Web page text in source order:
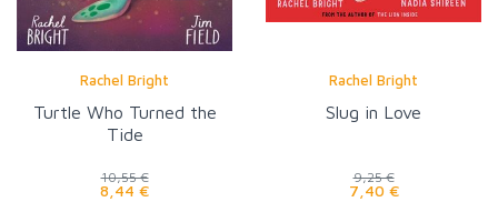
Rachel Bright
Turtle Who Turned the
Tide
10,55 €
8,44 €
Rachel Bright
Slug in Love
9,25 €
7,40 €